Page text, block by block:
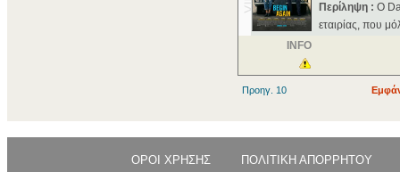
Περίληψη : Ο
εταιρίας, που
INFO
Προηγ. 10
ΟΡΟΙ ΧΡΗΣΗΣ ΠΟΛΙΤΙΚΗ ΑΠΟΡΡΗΤΟΥ